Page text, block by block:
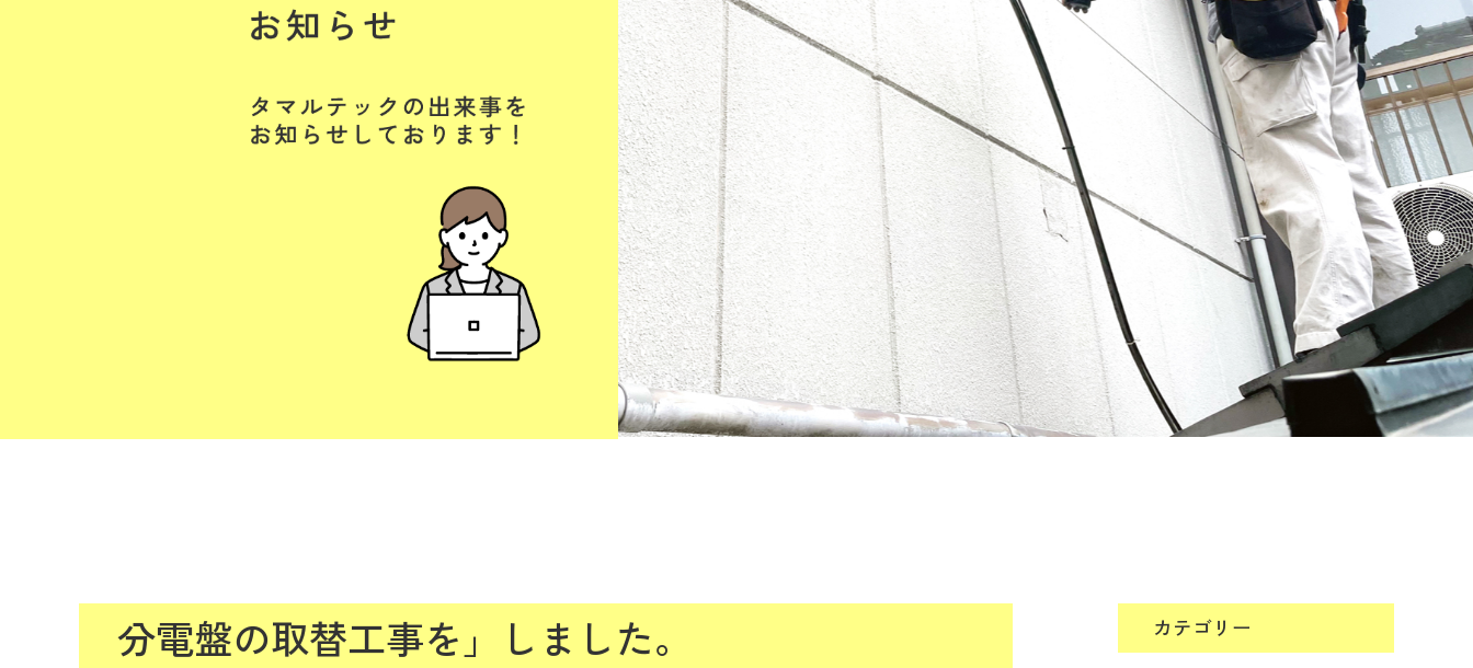
分電盤の取替工事を」しました。 カテゴリー